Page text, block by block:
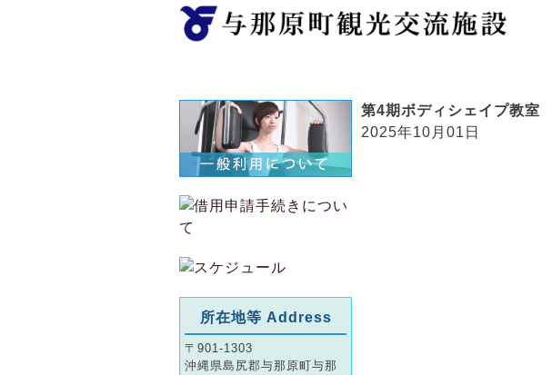
第4期ボディシェイプ教室
2025年10月01日
所在地等 Address
〒901-1303
沖縄県島尻郡与那原町与那